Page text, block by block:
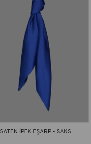
SATEN İPEK EŞARP - SAKS